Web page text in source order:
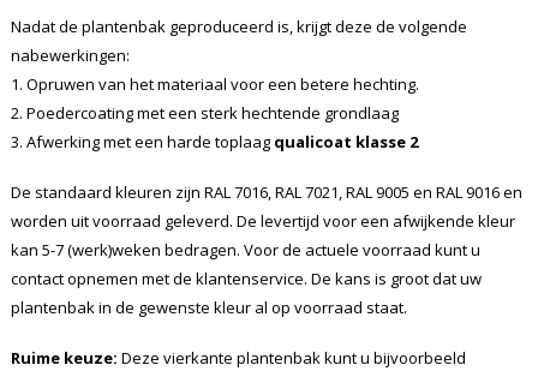
Nadat de plantenbak geproduceerd is, krijgt deze de volgende
nabewerkingen:
1. Opruwen van het materiaal voor een betere hechting.
2. Poedercoating met een sterk hechtende grondlaag
3. Afwerking met een harde toplaag qualicoat klasse 2
De standaard kleuren zijn RAL 7016, RAL 7021, RAL 9005 en RAL 9016 en
worden uit voorraad geleverd. De levertijd voor een afwijkende kleur
kan 5-7 (werk)weken bedragen. Voor de actuele voorraad kunt u
contact opnemen met de klantenservice. De kans is groot dat uw
plantenbak in de gewenste kleur al op voorraad staat.
Ruime keuze: Deze vierkante plantenbak kunt u bijvoorbeeld